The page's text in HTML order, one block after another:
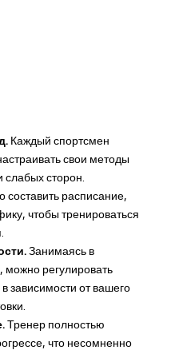
Каждый спортсмен
свои методы
сторон.
расписание,
чтобы тренироваться
Занимаясь в
регулировать
зависимости от вашего
Тренер полностью
что несомненно